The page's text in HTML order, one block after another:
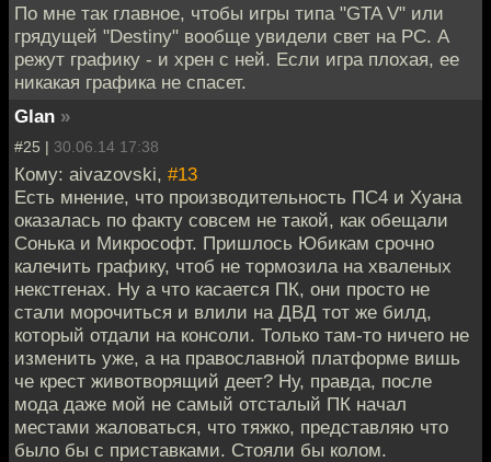
По мне так главное, чтобы игры типа "GTA V" или
грядущей "Destiny" вообще увидели свет на PC. А
режут графику - и хрен с ней. Если игра плохая, ее
никакая графика не спасет.
Glan »
#25 | 30.06.14 17:38
Кому: aivazovski, #13
Есть мнение, что производительность ПС4 и Хуана
оказалась по факту совсем не такой, как обещали
Сонька и Микрософт. Пришлось Юбикам срочно
калечить графику, чтоб не тормозила на хваленых
некстгенах. Ну а что касается ПК, они просто не
стали морочиться и влили на ДВД тот же билд,
который отдали на консоли. Только там-то ничего не
изменить уже, а на православной платформе вишь
че крест животворящий деет? Ну, правда, после
мода даже мой не самый отсталый ПК начал
местами жаловаться, что тяжко, представляю что
было бы с приставками. Стояли бы колом.